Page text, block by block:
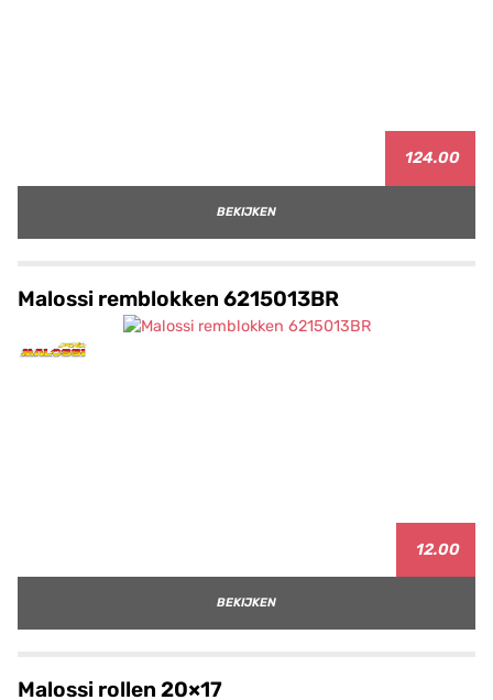
124.00
BEKIJKEN
Malossi remblokken 6215013BR
12.00
BEKIJKEN
Malossi rollen 20×17